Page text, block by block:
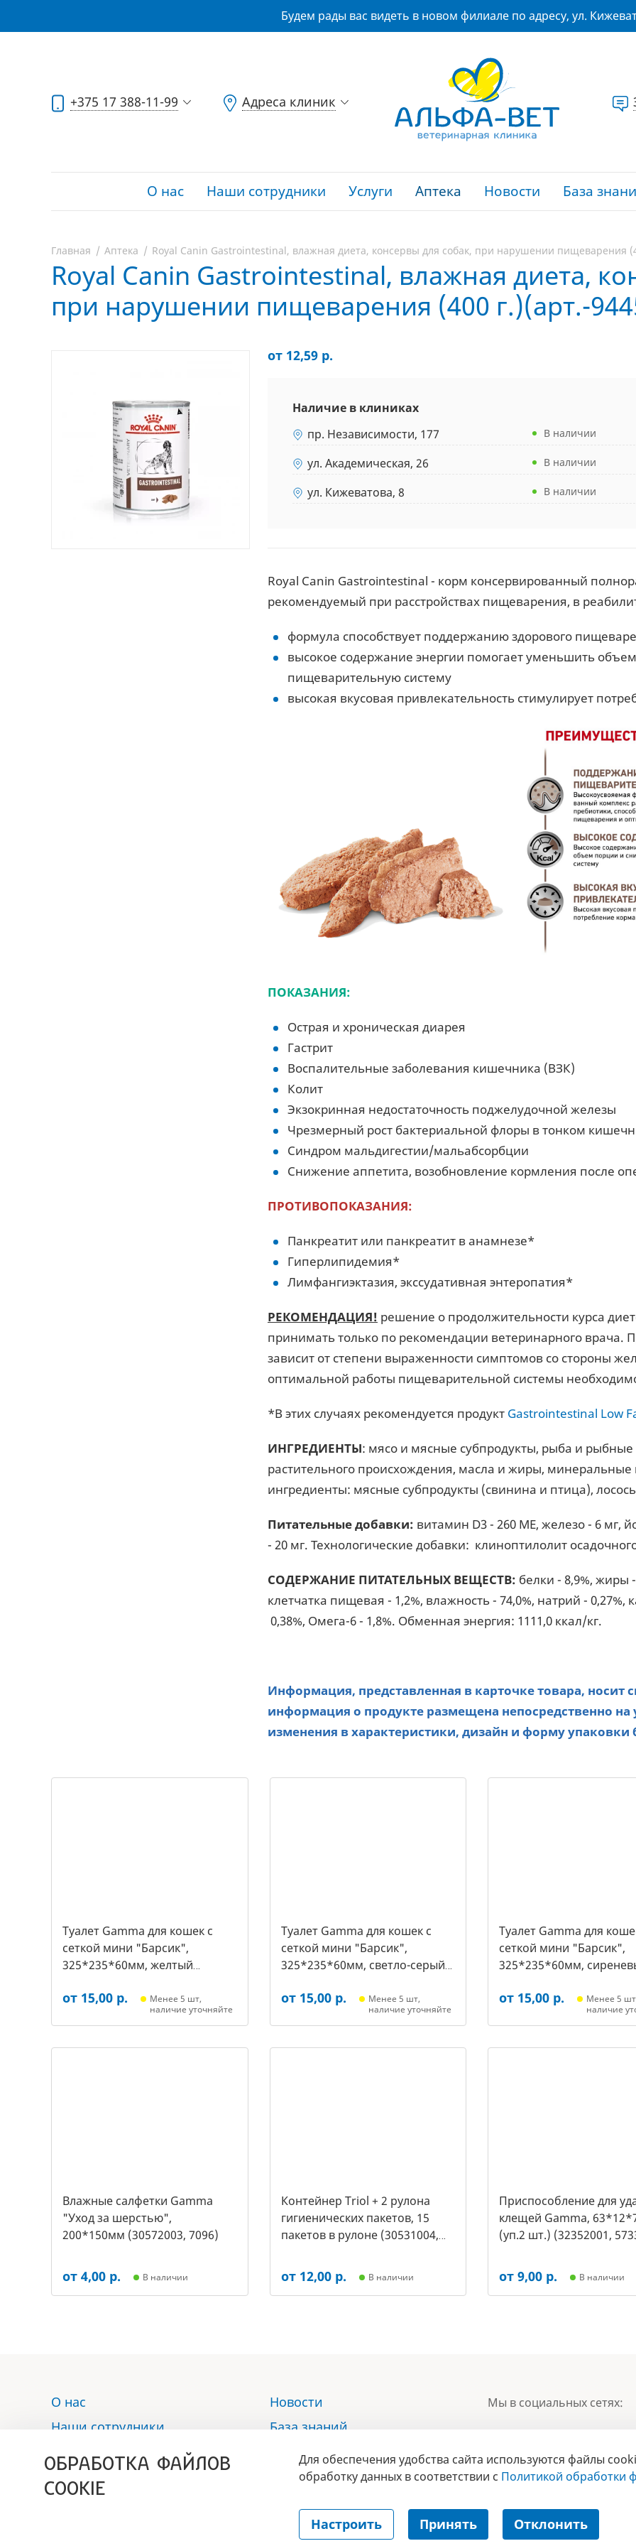
Будем рады вас видеть в новом филиале по адресу, ул.
+375 17 388-11-99 Адреса клиник
О нас Наши сотрудники Услуги Аптека Новости База
Главная Аптека Royal Canin Gastrointestinal, влажная диета, консервы для собак, при нарушении пищеварения
Royal Canin Gastrointestinal, влажная диета,
при нарушении пищеварения (400 г.)(арт.-
от 12,59 р.
Наличие в клиниках
пр. Независимости, 177
В наличии
ул. Академическая, 26
В наличии
ул. Кижеватова, 8
В наличии
Royal Canin Gastrointestinal - корм консервированный
рекомендуемый при расстройствах пищеварения, в
формула способствует поддержанию здорового
высокое содержание энергии помогает уменьшить
пищеварительную систему
высокая вкусовая привлекательность стимулирует
ПОКАЗАНИЯ:
Острая и хроническая диарея
Гастрит
Воспалительные заболевания кишечника (ВЗК)
Колит
Экзокринная недостаточность поджелудочной железы
Чрезмерный рост бактериальной флоры в тонком
Синдром мальдигестии/мальабсорбции
Снижение аппетита, возобновление кормления после
ПРОТИВОПОКАЗАНИЯ:
Панкреатит или панкреатит в анамнезе*
Гиперлипидемия*
Лимфангиэктазия, экссудативная энтеропатия*
РЕКОМЕНДАЦИЯ! решение о продолжительности курса
принимать только по рекомендации ветеринарного врача.
зависит от степени выраженности симптомов со стороны
оптимальной работы пищеварительной системы
*В этих случаях рекомендуется продукт Gastrointestinal Low
ИНГРЕДИЕНТЫ: мясо и мясные субпродукты, рыба и рыбные
растительного происхождения, масла и жиры,
ингредиенты: мясные субпродукты (свинина и птица),
Питательные добавки: витамин D3 - 260 ME, железо - 6 мг,
- 20 мг. Технологические добавки: клиноптилолит
СОДЕРЖАНИЕ ПИТАТЕЛЬНЫХ ВЕЩЕСТВ: белки - 8,9%, жиры
клетчатка пищевая - 1,2%, влажность - 74,0%, натрий -
0,38%, Омега-6 - 1,8%. Обменная энергия: 1111,0 ккал/кг.
Информация, представленная в карточке товара, носит
информация о продукте размещена непосредственно
изменения в характеристики, дизайн и форму упаковки
Туалет Gamma для кошек c
сеткой мини "Барсик",
325*235*60мм, желтый
от 15,00 р.
Менее 5 шт,
наличие уточняйте
Туалет Gamma для кошек c
сеткой мини "Барсик",
325*235*60мм, светло-серый
от 15,00 р.
Менее 5 шт,
наличие уточняйте
Туалет Gamma для
сеткой мини "Барсик",
325*235*60мм,
от 15,00 р.
Менее 5
наличие
Влажные салфетки Gamma
"Уход за шерстью",
200*150мм (30572003, 7096)
от 4,00 р. В наличии
Контейнер Triol + 2 рулона
гигиенических пакетов, 15
пакетов в рулоне (30531004,
от 12,00 р. В наличии
Приспособление для
клещей Gamma,
(уп.2 шт.) (32352001,
от 9,00 р. В наличии
О нас
Наши сотрудники
Новости
База знаний
Отзывы
Контакты
Мы в социальных сетях:
БРЕНД
ГОДА 2017
ОБРАБОТКА ФАЙЛОВ
COOKIE
Для обеспечения удобства сайта используются файлы
обработку данных в соответствии с Политикой обработки
Настроить Принять Отклонить